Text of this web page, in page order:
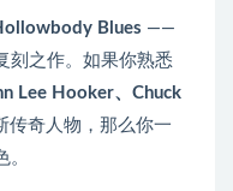
Blues ——
刻之作。如果你熟悉
Lee Hooker、Chuck
传奇人物，那么你一